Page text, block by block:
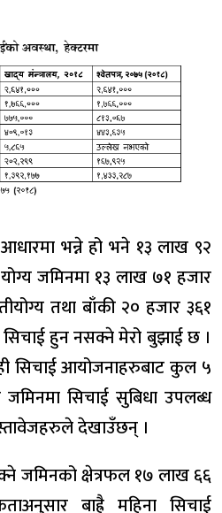
आधारमा भन्ने हो भने १३ लाख ९२
जमिनमा १३ लाख ७१ हजार
तथा बाँकी २० हजार ३६१
हुन नसक्ने मेरो बुझाई छ ।
सिचाई आयोजनाहरुबाट कुल ५
सिचाई सुबिधा उपलब्ध
देखाउँछन् ।
जमिनको क्षेत्रफल १७ लाख ६६
बाह्रै महिना सिचाई